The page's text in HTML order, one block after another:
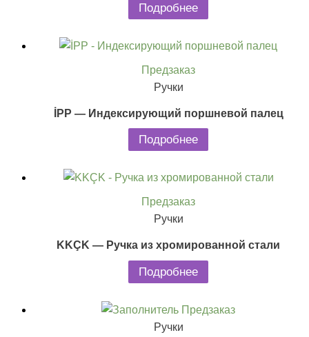
Подробнее
Предзаказ
Ручки
İPP — Индексирующий поршневой палец
Подробнее
Предзаказ
Ручки
KKÇK — Ручка из хромированной стали
Подробнее
Предзаказ
Ручки